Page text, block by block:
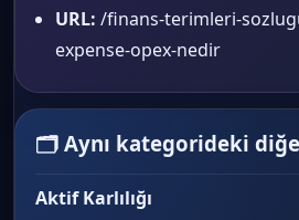
URL: /finans-terimleri-
expense-opex-nedir
🗂 Aynı kategorideki
Aktif Karlılığı